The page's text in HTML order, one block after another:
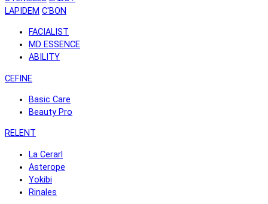
LAPIDEM C'BON
FACIALIST
MD ESSENCE
ABILITY
CEFINE
Basic Care
Beauty Pro
RELENT
La Cerarl
Asterope
Yokibi
Rinales